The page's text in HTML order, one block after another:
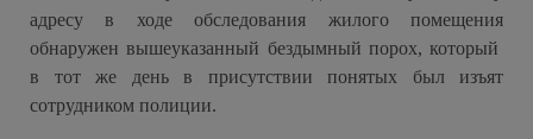
адресу в ходе обследования жилого помещения
обнаружен вышеуказанный бездымный порох, который
в тот же день в присутствии понятых был изъят
сотрудником полиции.